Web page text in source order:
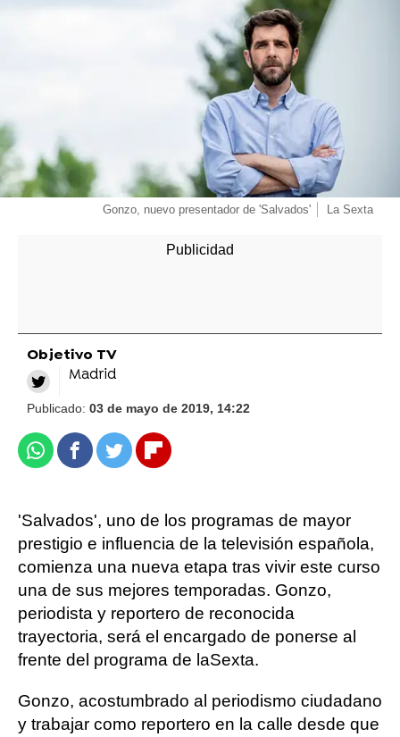
Gonzo, nuevo presentador de 'Salvados' La Sexta
Objetivo TV
Madrid
Publicado: 03 de mayo de 2019, 14:22
WhatsappFacebook
TwitterFlipboard
'Salvados', uno de los programas de mayor
prestigio e influencia de la televisión española,
comienza una nueva etapa tras vivir este curso
una de sus mejores temporadas. Gonzo,
periodista y reportero de reconocida
trayectoria, será el encargado de ponerse al
frente del programa de laSexta.
Gonzo, acostumbrado al periodismo ciudadano
y trabajar como reportero en la calle desde que